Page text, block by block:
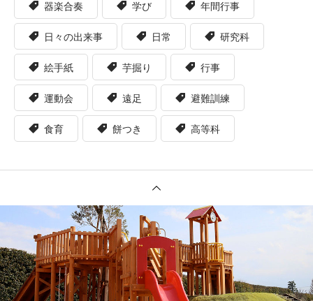
器楽合奏 学び 年間行事
日々の出来事 日常 研究科
絵手紙 芋掘り 行事
運動会 遠足 避難訓練
食育 餅つき 高等科